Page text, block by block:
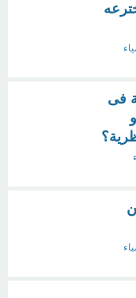
فى